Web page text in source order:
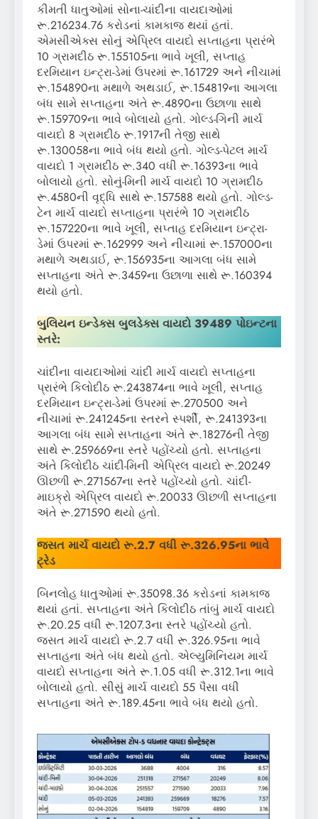
કીમતી ધાતુઓમાં સોના-ચાંદીના વાયદાઓમાં
રૂ.216234.76 કરોડનાં કામકાજ થયાં હતાં.
એમસીએક્સ સોનું એપ્રિલ વાયદો સપ્તાહના પ્રારંભે
10 ગ્રામદીઠ રૂ.155105ના ભાવે ખૂલી, સપ્તાહ
દરમિયાન ઇન્ટ્રા-ડેમાં ઉપરમાં રૂ.161729 અને નીચામાં
રૂ.154890ના મથાળે અથડાઈ, રૂ.154819ના આગલા
બંધ સામે સપ્તાહના અંતે રૂ.4890ના ઉછાળા સાથે
રૂ.159709ના ભાવે બોલાયો હતો. ગોલ્ડ-ગિની માર્ચ
વાયદો 8 ગ્રામદીઠ રૂ.1917ની તેજી સાથે
રૂ.130058ના ભાવે બંધ થયો હતો. ગોલ્ડ-પેટલ માર્ચ
વાયદો 1 ગ્રામદીઠ રૂ.340 વધી રૂ.16393ના ભાવે
બોલાયો હતો. સોનું-મિની માર્ચ વાયદો 10 ગ્રામદીઠ
રૂ.4580ની વૃદ્ધિ સાથે રૂ.157588 થયો હતો. ગોલ્ડ-
ટેન માર્ચ વાયદો સપ્તાહના પ્રારંભે 10 ગ્રામદીઠ
રૂ.157220ના ભાવે ખૂલી, સપ્તાહ દરમિયાન ઇન્ટ્રા-
ડેમાં ઉપરમાં રૂ.162999 અને નીચામાં રૂ.157000ના
મથાળે અથડાઈ, રૂ.156935ના આગલા બંધ સામે
સપ્તાહના અંતે રૂ.3459ના ઉછાળા સાથે રૂ.160394
થયો હતો.
બુલિયન ઇન્ડેક્સ બુલડેક્સ વાયદો 39489 પોઇન્ટના
સ્તરે:
ચાંદીના વાયદાઓમાં ચાંદી માર્ચ વાયદો સપ્તાહના
પ્રારંભે કિલોદીઠ રૂ.243874ના ભાવે ખૂલી, સપ્તાહ
દરમિયાન ઇન્ટ્રા-ડેમાં ઉપરમાં રૂ.270500 અને
નીચામાં રૂ.241245ના સ્તરને સ્પર્શી, રૂ.241393ના
આગલા બંધ સામે સપ્તાહના અંતે રૂ.18276ની તેજી
સાથે રૂ.259669ના સ્તરે પહોંચ્યો હતો. સપ્તાહના
અંતે કિલોદીઠ ચાંદી-મિની એપ્રિલ વાયદો રૂ.20249
ઊછળી રૂ.271567ના સ્તરે પહોંચ્યો હતો. ચાંદી-
માઇક્રો એપ્રિલ વાયદો રૂ.20033 ઊછળી સપ્તાહના
અંતે રૂ.271590 થયો હતો.
જસત માર્ચ વાયદો રૂ.2.7 વધી રૂ.326.95ના ભાવે
ટ્રેડ
બિનલોહ ધાતુઓમાં રૂ.35098.36 કરોડનાં કામકાજ
થયાં હતાં. સપ્તાહના અંતે કિલોદીઠ તાંબું માર્ચ વાયદો
રૂ.20.25 વધી રૂ.1207.3ના સ્તરે પહોંચ્યો હતો.
જસત માર્ચ વાયદો રૂ.2.7 વધી રૂ.326.95ના ભાવે
સપ્તાહના અંતે બંધ થયો હતો. એલ્યુમિનિયમ માર્ચ
વાયદો સપ્તાહના અંતે રૂ.1.05 વધી રૂ.312.1ના ભાવે
બોલાયો હતો. સીસું માર્ચ વાયદો 55 પૈસા વધી
સપ્તાહના અંતે રૂ.189.45ના ભાવે બંધ થયો હતો.